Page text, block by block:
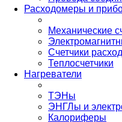
Расходомеры и
Механические
Счетчики
Теплосчетчики
Нагреватели
ТЭНы
ЭНГЛы и
Калориферы